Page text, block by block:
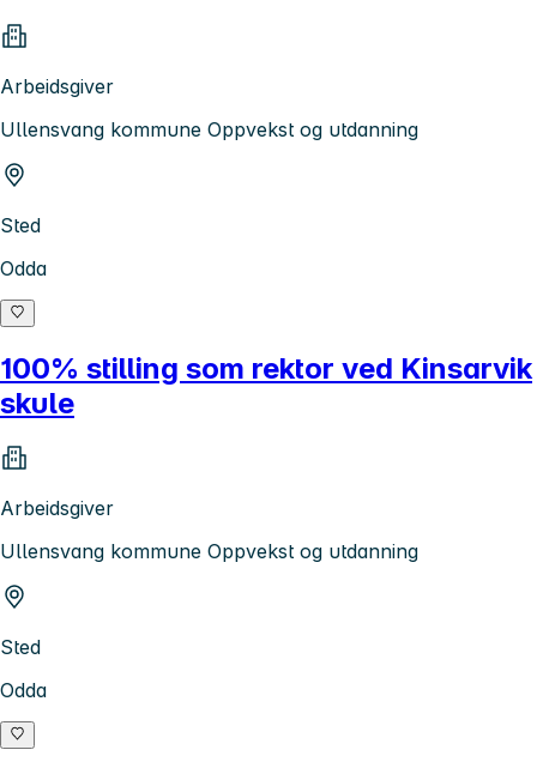
Arbeidsgiver
Ullensvang kommune Oppvekst og utdanning
Sted
Odda
100% stilling som rektor ved Kinsarvik
skule
Arbeidsgiver
Ullensvang kommune Oppvekst og utdanning
Sted
Odda